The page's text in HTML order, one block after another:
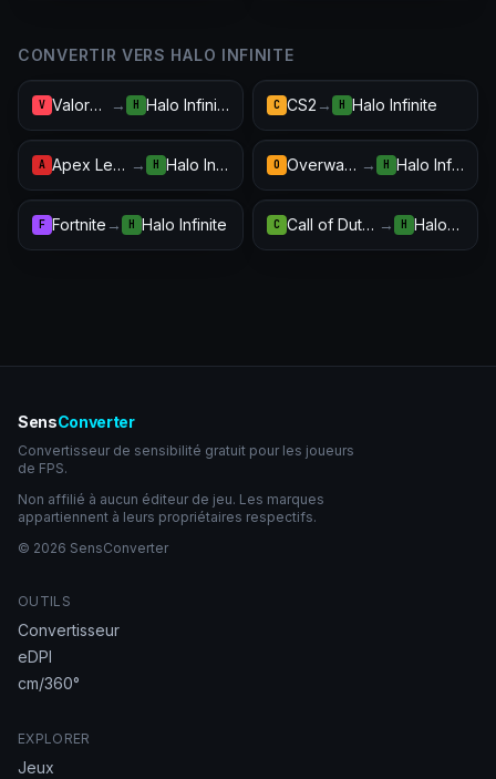
CONVERTIR VERS HALO INFINITE
V Valorant → H Halo Infinite C CS2 → H Halo Infinite
A Apex Legends → H Halo Infinite O Overwatch 2 → H Halo Infinite
F Fortnite → H Halo Infinite C Call of Duty: Warzone → H Halo Infinite
SensConverter
Convertisseur de sensibilité gratuit pour les joueurs
de FPS.
Non affilié à aucun éditeur de jeu. Les marques
appartiennent à leurs propriétaires respectifs.
© 2026 SensConverter
OUTILS
Convertisseur
eDPI
cm/360°
EXPLORER
Jeux